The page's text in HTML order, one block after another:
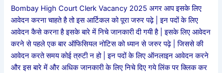
Bombay High Court Clerk Vacancy 2025 अगर आप इसके लिए
आवेदन करना चाहते है तो इस आर्टिकल को पूरा जरुर पढ़े | इन पदों के लिए
आवेदन कैसे करना है इसके बारे में निचे जानकारी दी गयी है | इसके लिए आवेदन
करने से पहले एक बार ऑफिसियल नोटिस को ध्यान से जरुर पढ़े | जिससे की
आवेदन करते समय कोई त्रुटी न हो | इन पदों के लिए ऑनलाइन आवेदन करने
और इस बारे में और अधिक जानकारी के लिए निचे दिए गये लिंक पर क्लिक कर